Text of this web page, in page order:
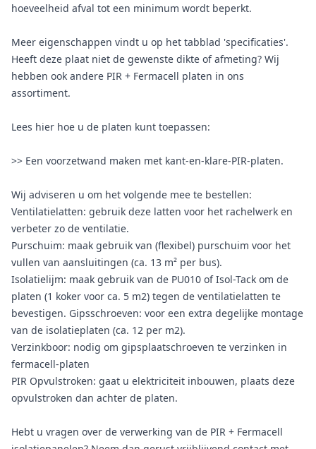
hoeveelheid afval tot een minimum wordt beperkt.
Meer eigenschappen vindt u op het tabblad 'specificaties'.
Heeft deze plaat niet de gewenste dikte of afmeting? Wij
hebben ook andere PIR + Fermacell platen in ons
assortiment.
Lees hier hoe u de platen kunt toepassen:
>> Een voorzetwand maken met kant-en-klare-PIR-platen.
Wij adviseren u om het volgende mee te bestellen:
Ventilatielatten: gebruik deze latten voor het rachelwerk en
verbeter zo de ventilatie.
Purschuim: maak gebruik van (flexibel) purschuim voor het
vullen van aansluitingen (ca. 13 m² per bus).
Isolatielijm: maak gebruik van de PU010 of Isol-Tack om de
platen (1 koker voor ca. 5 m2) tegen de ventilatielatten te
bevestigen. Gipsschroeven: voor een extra degelijke montage
van de isolatieplaten (ca. 12 per m2).
Verzinkboor: nodig om gipsplaatschroeven te verzinken in
fermacell-platen
PIR Opvulstroken: gaat u elektriciteit inbouwen, plaats deze
opvulstroken dan achter de platen.
Hebt u vragen over de verwerking van de PIR + Fermacell